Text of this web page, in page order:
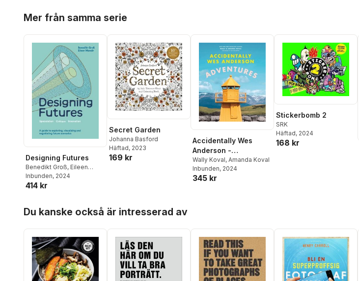
Mer från samma serie
Designing Futures
Benedikt Groß, Eileen
Mandir
Inbunden, 2024
414 kr
Secret Garden
Johanna Basford
Häftad, 2023
169 kr
Accidentally Wes
Anderson -
Adventures
Wally Koval, Amanda Koval
Inbunden, 2024
345 kr
Stickerbomb 2
SRK
Häftad, 2024
168 kr
Du kanske också är intresserad av